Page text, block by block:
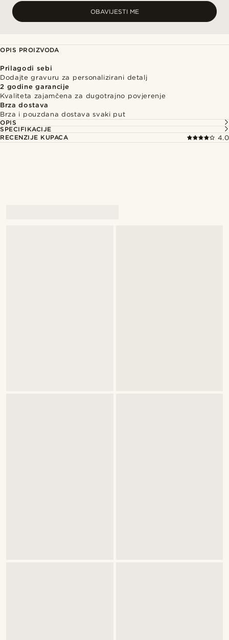
OBAVIJESTI ME
OPIS PROIZVODA
Prilagodi sebi
Dodajte gravuru za personalizirani detalj
2 godine garancije
Kvaliteta zajamčena za dugotrajno povjerenje
Brza dostava
Brza i pouzdana dostava svaki put
OPIS
SPECIFIKACIJE
RECENZIJE KUPACA
4.0